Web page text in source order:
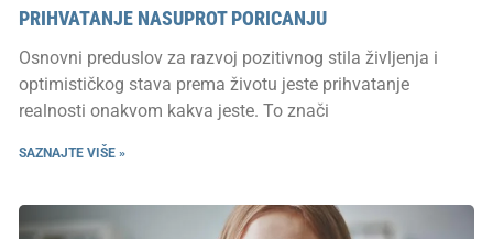
PRIHVATANJE NASUPROT PORICANJU
Osnovni preduslov za razvoj pozitivnog stila življenja i
optimističkog stava prema životu jeste prihvatanje
realnosti onakvom kakva jeste. To znači
SAZNAJTE VIŠE »